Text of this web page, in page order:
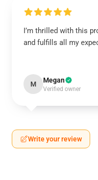
I’m thrilled with this
and fulfills all my
M Megan
Verified owner
Write your review